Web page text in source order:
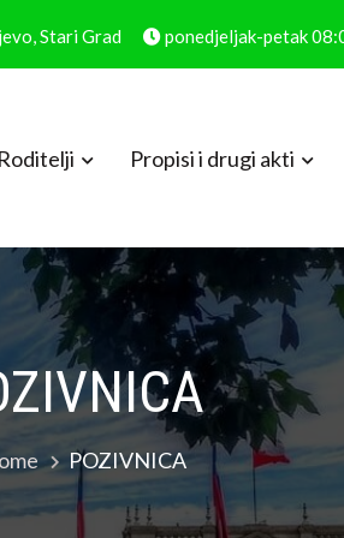
Stari Grad ponedjeljak-petak
Roditelji Propisi i drugi akti
POZIVNICA